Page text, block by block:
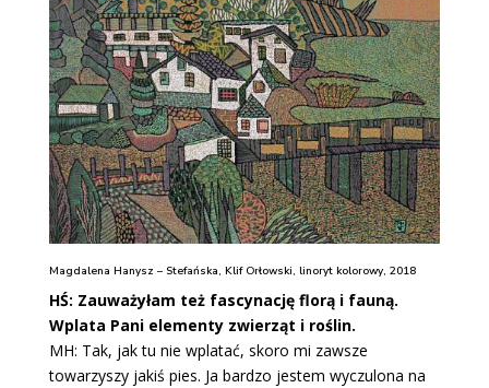
Magdalena Hanysz – Stefańska, Klif Orłowski, linoryt kolorowy, 2018
HŚ: Zauważyłam też fascynację florą i fauną.
Wplata Pani elementy zwierząt i roślin.
MH: Tak, jak tu nie wplatać, skoro mi zawsze
towarzyszy jakiś pies. Ja bardzo jestem wyczulona na